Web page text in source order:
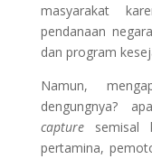
masyarakat
pendanaan
dan program
Namun,
dengungnya?
capturesemisal
pertamina,